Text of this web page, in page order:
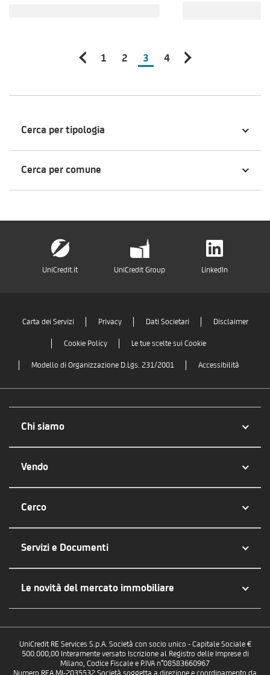
1 2 3 4
Cerca per tipologia
Cerca per comune
UniCredit.it UniCredit Group LinkedIn
Carta dei Servizi Privacy Dati Societari Disclaimer
Cookie Policy Le tue scelte sui Cookie
Modello di Organizzazione D.Lgs. 231/2001 Accessibilità
Chi siamo
Vendo
Cerco
Servizi e Documenti
Le novità del mercato immobiliare
UniCredit RE Services S.p.A. Società con socio unico - Capitale Sociale €
500.000,00 Interamente versato Iscrizione al Registro delle Imprese di
Milano, Codice Fiscale e P.IVA n°08583660967
Numero REA MI-2035532 Società soggetta a direzione e coordinamento da